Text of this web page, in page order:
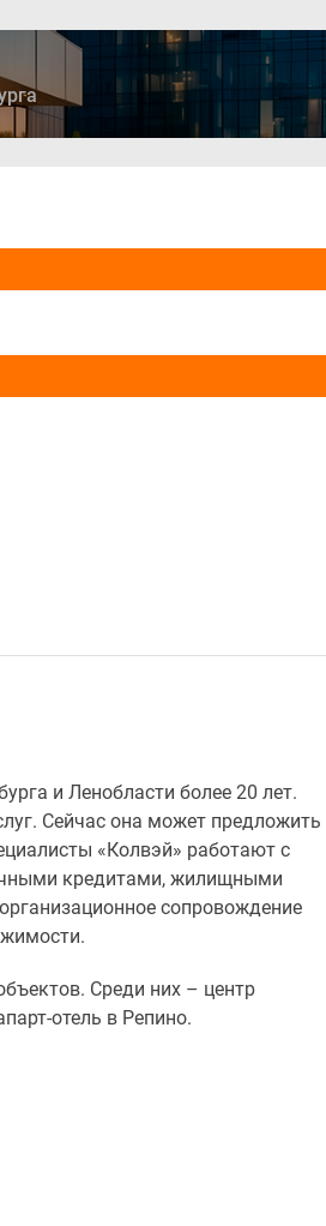
и Ленобласти более 20 лет.
Сейчас она может предложить
«Колвэй» работают с
кредитами, жилищными
сопровождение
Среди них – центр
отель в Репино.